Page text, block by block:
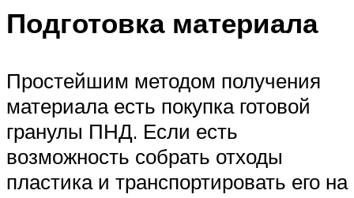
Подготовка материала
Простейшим методом получения
материала есть покупка готовой
гранулы ПНД. Если есть
возможность собрать отходы
пластика и транспортировать его на